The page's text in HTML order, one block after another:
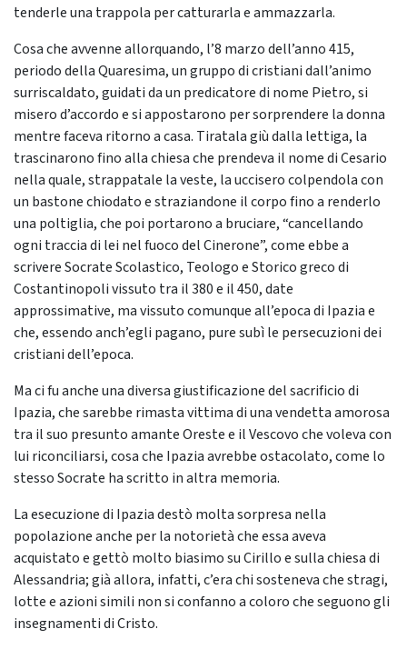
tenderle una trappola per catturarla e ammazzarla.
Cosa che avvenne allorquando, l’8 marzo dell’anno 415,
periodo della Quaresima, un gruppo di cristiani dall’animo
surriscaldato, guidati da un predicatore di nome Pietro, si
misero d’accordo e si appostarono per sorprendere la donna
mentre faceva ritorno a casa. Tiratala giù dalla lettiga, la
trascinarono fino alla chiesa che prendeva il nome di Cesario
nella quale, strappatale la veste, la uccisero colpendola con
un bastone chiodato e straziandone il corpo fino a renderlo
una poltiglia, che poi portarono a bruciare, “cancellando
ogni traccia di lei nel fuoco del Cinerone”, come ebbe a
scrivere Socrate Scolastico, Teologo e Storico greco di
Costantinopoli vissuto tra il 380 e il 450, date
approssimative, ma vissuto comunque all’epoca di Ipazia e
che, essendo anch’egli pagano, pure subì le persecuzioni dei
cristiani dell’epoca.
Ma ci fu anche una diversa giustificazione del sacrificio di
Ipazia, che sarebbe rimasta vittima di una vendetta amorosa
tra il suo presunto amante Oreste e il Vescovo che voleva con
lui riconciliarsi, cosa che Ipazia avrebbe ostacolato, come lo
stesso Socrate ha scritto in altra memoria.
La esecuzione di Ipazia destò molta sorpresa nella
popolazione anche per la notorietà che essa aveva
acquistato e gettò molto biasimo su Cirillo e sulla chiesa di
Alessandria; già allora, infatti, c’era chi sosteneva che stragi,
lotte e azioni simili non si confanno a coloro che seguono gli
insegnamenti di Cristo.